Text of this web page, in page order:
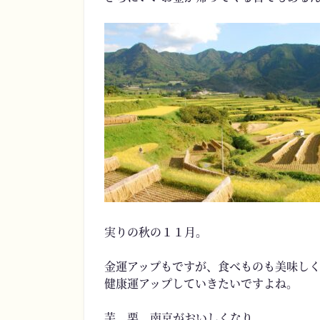
実りの秋の１１月。
金運アップもですが、食べものも美味しく
健康運アップしていきたいですよね。